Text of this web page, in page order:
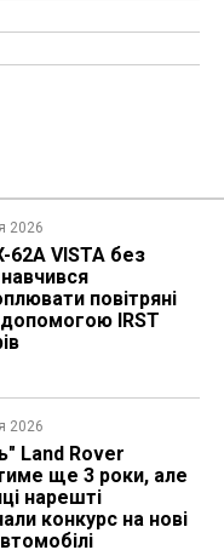
2026
62A VISTA без
повітряні
допомогою IRST
2026
Land Rover
ще 3 роки, але
нарешті
конкурс на нові